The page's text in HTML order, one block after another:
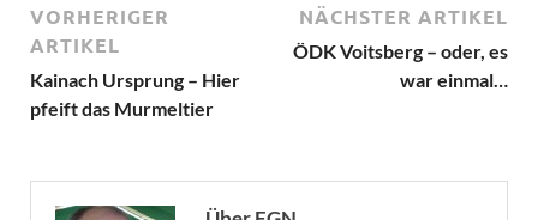
VORHERIGER
ARTIKEL
Kainach Ursprung – Hier
pfeift das Murmeltier
NÄCHSTER ARTIKEL
ÖDK Voitsberg – oder, es
war einmal…